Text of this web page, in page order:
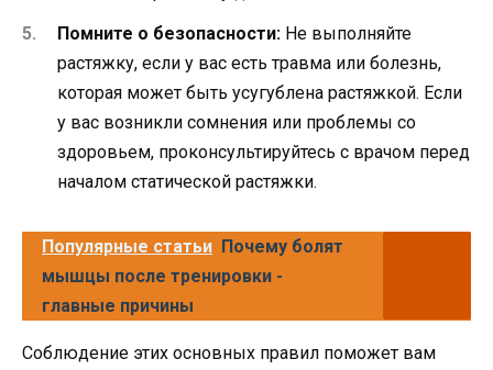
Помните о безопасности: Не выполняйте
растяжку, если у вас есть травма или болезнь,
которая может быть усугублена растяжкой. Если
у вас возникли сомнения или проблемы со
здоровьем, проконсультируйтесь с врачом перед
началом статической растяжки.
Популярные статьи Почему болят
мышцы после тренировки -
главные причины
Соблюдение этих основных правил поможет вам